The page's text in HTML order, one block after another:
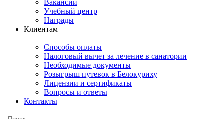
Вакансии
Учебный центр
Награды
Клиентам
Способы оплаты
Налоговый вычет за лечение в санатории
Необходимые документы
Розыгрыш путевок в Белокуриху
Лицензии и сертификаты
Вопросы и ответы
Контакты